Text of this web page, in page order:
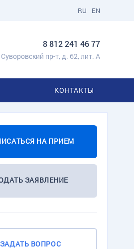
EN
RU
8 812 241 46 77
Суворовский пр-т, д. 62, лит. А
КОНТАКТЫ
НА ПРИЕМ
ЗАЯВЛЕНИЕ
ЗАДАТЬ ВОПРОС